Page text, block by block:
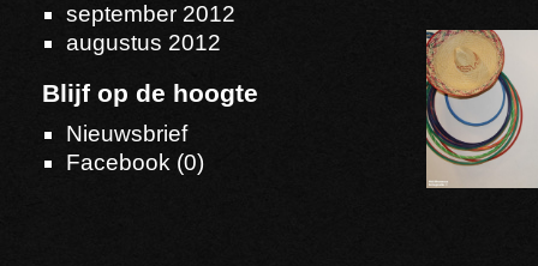
september 2012
augustus 2012
Blijf op de hoogte
Nieuwsbrief
Facebook (0)